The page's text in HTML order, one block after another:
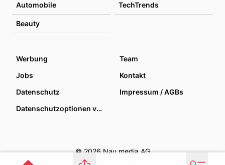
Automobile TechTrends
Beauty
Werbung
Team
Jobs
Kontakt
Datenschutz
Impressum / AGBs
Datenschutzoptionen verwalten
© 2026 Nau media AG